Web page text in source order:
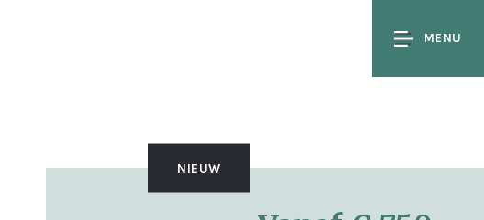
MENU
NIEUW